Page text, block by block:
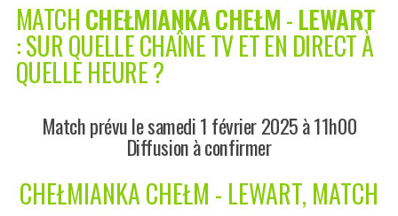
MATCHCHEŁMIANKA CHEŁM-LEWART
: SUR QUELLE CHAÎNE TV ET EN DIRECT À
QUELLE HEURE ?
Match prévu le samedi 1 février 2025 à 11h00
Diffusion à confirmer
CHEŁMIANKA CHEŁM - LEWART, MATCH